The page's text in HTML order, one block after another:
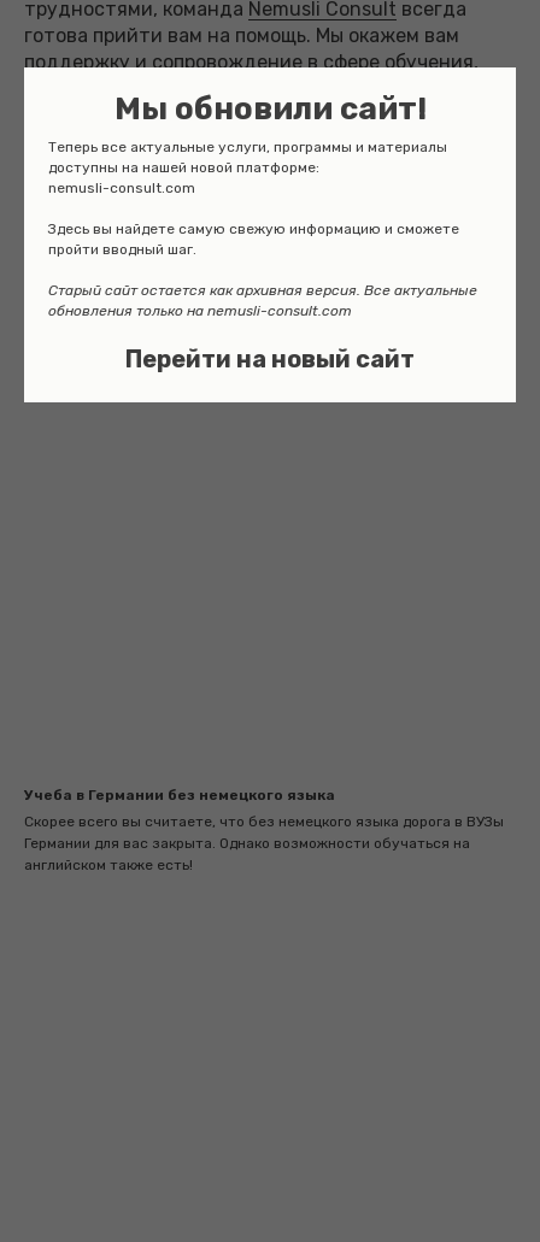
трудностями, команда Nemusli Consult всегда
готова прийти вам на помощь. Мы окажем вам
поддержку и сопровождение в сфере обучения,
Валентина Васильева
02.05.2024 НЕМЕЦКИЙ ЯЗЫК
Смотрите также
Учеба в Германии без немецкого языка
Скорее всего вы считаете, что без немецкого языка дорога в ВУЗы
Германии для вас закрыта. Однако возможности обучаться на
английском также есть!
Мы обновили сайт!
Теперь все актуальные услуги, программы и материалы
доступны на нашей новой платформе:
nemusli-consult.com
Здесь вы найдете самую свежую информацию и сможете
пройти вводный шаг.
Старый сайт остается как архивная версия. Все актуальные
обновления только на nemusli-consult.com
Перейти на новый сайт